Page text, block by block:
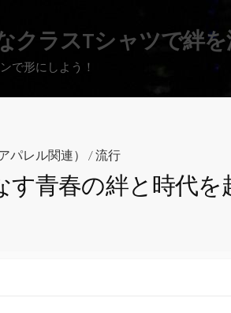
クラスTシャツで絆を
で形にしよう！
パレル関連） /流行
す青春の絆と時代